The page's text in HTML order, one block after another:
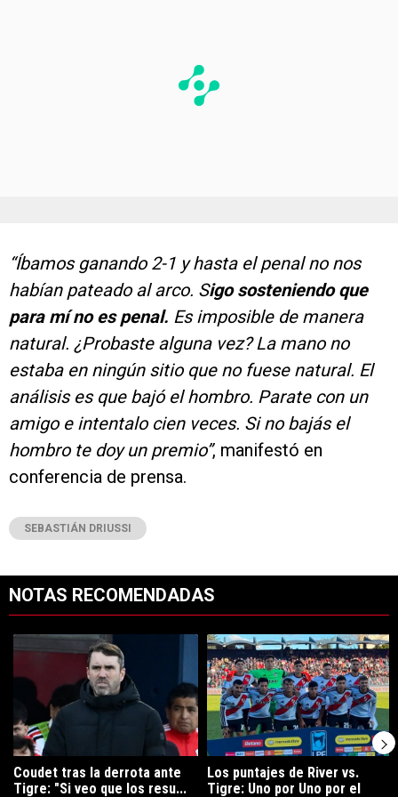
“Íbamos ganando 2-1 y hasta el penal no nos
habían pateado al arco. Sigo sosteniendo que
para mí no es penal. Es imposible de manera
natural. ¿Probaste alguna vez? La mano no
estaba en ningún sitio que no fuese natural. El
análisis es que bajó el hombro. Parate con un
amigo e intentalo cien veces. Si no bajás el
hombro te doy un premio”, manifestó en
conferencia de prensa.
SEBASTIÁN DRIUSSI
NOTAS RECOMENDADAS
Un artículo de tendencia con el título "Coudet tras la derrota ante
Coudet tras la derrota ante
Tigre: "Si veo que los resu...
Un artículo de tendencia con el
Los puntajes de River vs.
Tigre: Uno por Uno por el